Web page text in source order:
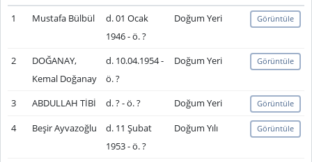
1
Mustafa Bülbül
d. 01 Ocak
1946 - ö. ?
Doğum Yeri Görüntüle
2
DOĞANAY,
Kemal Doğanay
d. 10.04.1954 -
ö. ?
Doğum Yeri Görüntüle
3 ABDULLAH TİBİ d. ? - ö. ? Doğum Yeri Görüntüle
4 Beşir Ayvazoğlu
d. 11 Şubat
1953 - ö. ?
Doğum Yılı Görüntüle